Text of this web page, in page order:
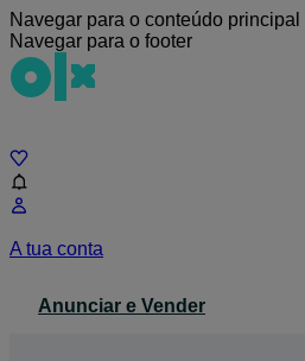
Navegar para o conteúdo principal
Navegar para o footer
A tua conta
Anunciar e Vender